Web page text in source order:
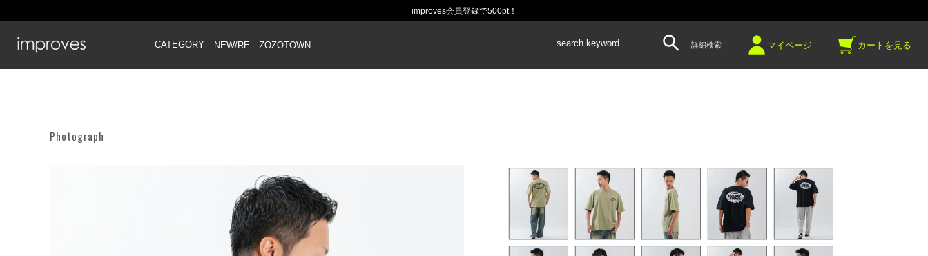
improves会員登録で500pt！
CATEGORY NEW/RE ZOZOTOWN 詳細検索 マイページ カートを見る
Photograph